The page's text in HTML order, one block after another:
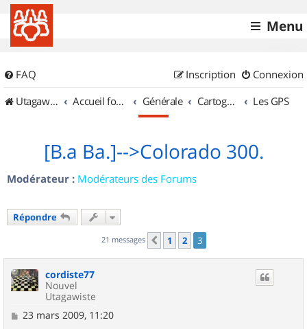
Menu
FAQ Connexion
Inscription
UtagawaVTT (Randos VTT et VTTAE avec traces GPS)
Accueil forum Générale Cartographie et GPS Les GPS
[B.a Ba.]-->Colorado 300.
Modérateur : Modérateurs des Forums
Répondre
21 messages Précédent
1 2 3
cordiste77
Nouvel
Utagawiste
M
23 mars 2009, 11:20